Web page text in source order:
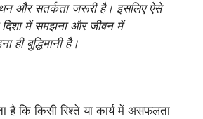
और सतर्कता जरूरी है। इसलिए ऐसे
दिशा में समझना और जीवन में
ही बुद्धिमानी है।
है कि किसी रिश्ते या कार्य में असफलता